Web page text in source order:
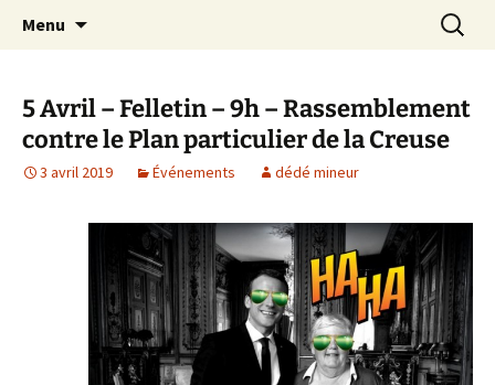
Le site du Collectif Stop Mines
23
Menu
5 Avril – Felletin – 9h – Rassemblement
contre le Plan particulier de la Creuse
3 avril 2019 Événements dédé mineur